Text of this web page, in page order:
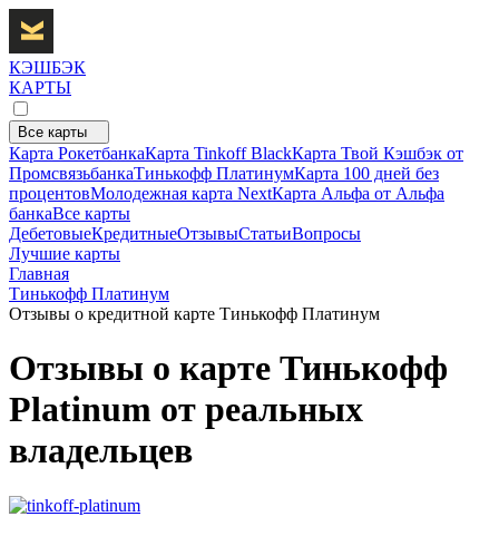
КЭШБЭК
КАРТЫ
Все карты
Карта РокетбанкаКарта Tinkoff BlackКарта Твой Кэшбэк от
ПромсвязьбанкаТинькофф ПлатинумКарта 100 дней без
процентовМолодежная карта NextКарта Альфа от Альфа
банкаВсе карты
ДебетовыеКредитныеОтзывыСтатьиВопросы
Лучшие карты
Главная
Тинькофф Платинум
Отзывы о кредитной карте Тинькофф Платинум
Отзывы о карте Тинькофф
Platinum от реальных
владельцев